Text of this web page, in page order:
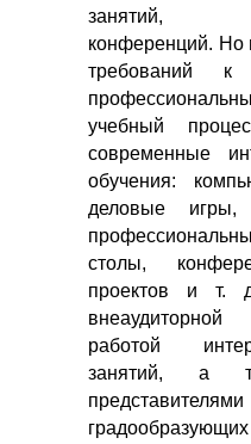
занятий,
конференций. Но
требований к
учебный
современные
обучения:
деловые игры,
столы,
проектов и
работой
занятий, а